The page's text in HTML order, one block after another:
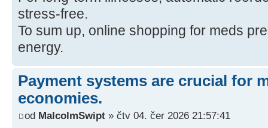
stress‑free.
To sum up, online shopping for meds
energy.
Payment systems are crucial for
economies.
od MalcolmSwipt » čtv 04. čer 2026 21:57:41